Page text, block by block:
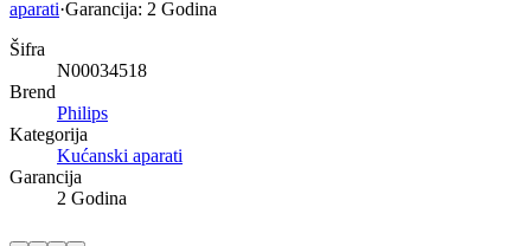
aparati·Garancija: 2 Godina
Šifra
N00034518
Brend
Philips
Kategorija
Kućanski aparati
Garancija
2 Godina